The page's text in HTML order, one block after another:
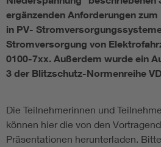
ergänzenden Anforderungen
in PV-
Stromversorgung von
0100-7xx. Außerdem wurde ein
3 der Blitzschutz-Normenreihe
Die Teilnehmerinnen und
können hier die von den
Präsentationen herunterladen.